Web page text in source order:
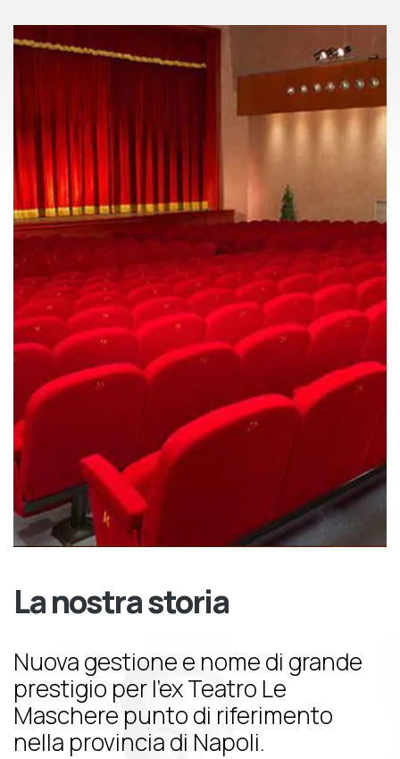
La nostra storia
Nuova gestione e nome di grande
prestigio per l’ex Teatro Le
Maschere punto di riferimento
nella provincia di Napoli.